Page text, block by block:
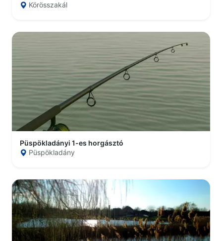
Körösszakál
Püspökladányi 1-es horgásztó
Püspökladány